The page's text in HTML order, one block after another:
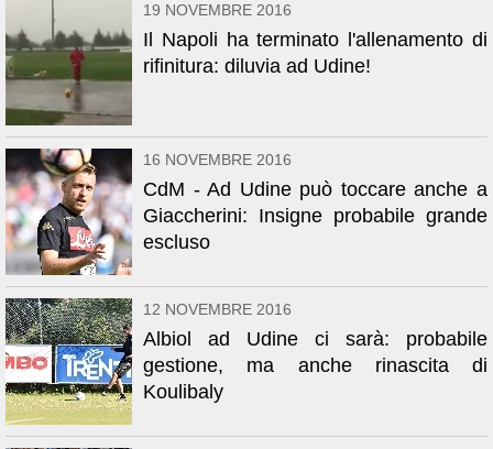
19 NOVEMBRE 2016
Il Napoli ha terminato l'allenamento di
rifinitura: diluvia ad Udine!
16 NOVEMBRE 2016
CdM - Ad Udine può toccare anche a
Giaccherini: Insigne probabile grande
escluso
12 NOVEMBRE 2016
Albiol ad Udine ci sarà: probabile
gestione, ma anche rinascita di
Koulibaly